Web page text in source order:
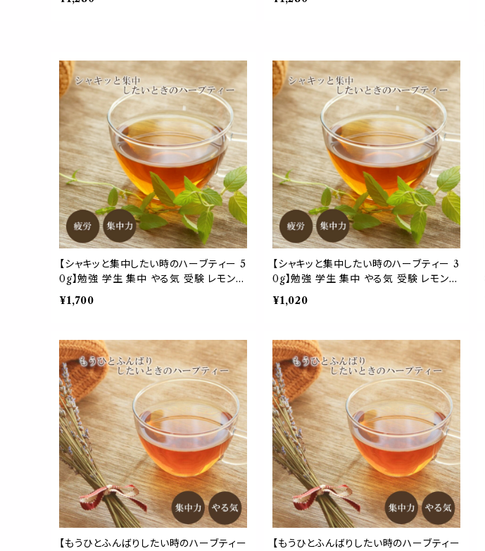
ーズ セージ ジンジャー ハイビスカス ロ
プ ノンカフェイン 食物繊維 ファイバー コ
【シャキッと集中したい時のハーブティー 5
0g】勉強 学生 集中 やる気 受験 レモング
ラス ペパーミント マテ マルベリー ローズ
マリー シベリアニンジン デスクワーク 作
¥1,700
【シャキッと集中したい時のハーブティー 3
0g】勉強 学生 集中 やる気 受験 レモング
ラス ペパーミント マテ マルベリー ローズ
マリー シベリアニンジン デスクワーク 作
¥1,020
【もうひとふんばりしたい時のハーブティー
【もうひとふんばりしたい時のハーブティー